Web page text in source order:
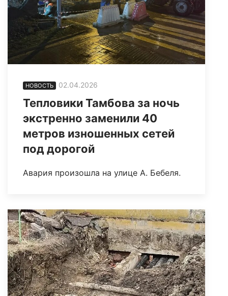
НОВОСТЬ 02.04.2026
Тепловики Тамбова за ночь
экстренно заменили 40
метров изношенных сетей
под дорогой
Авария произошла на улице А. Бебеля.